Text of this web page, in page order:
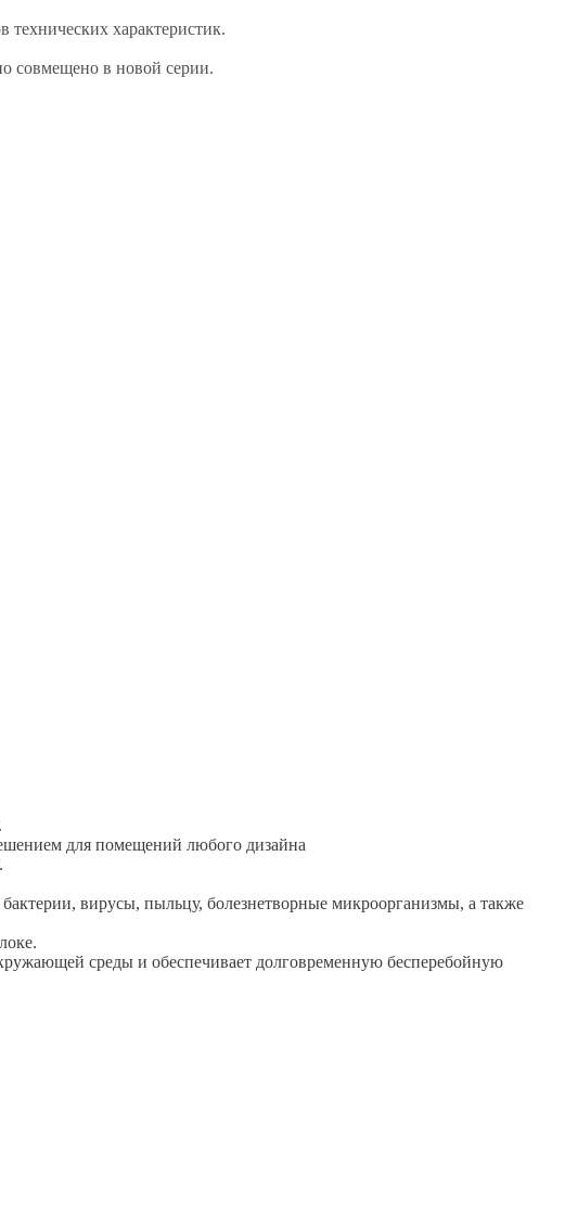
характеристик.
совмещено в новой серии.
для помещений любого дизайна
бактерии, вирусы, пыльцу, болезнетворные микроорганизмы, а также
среды и обеспечивает долговременную бесперебойную